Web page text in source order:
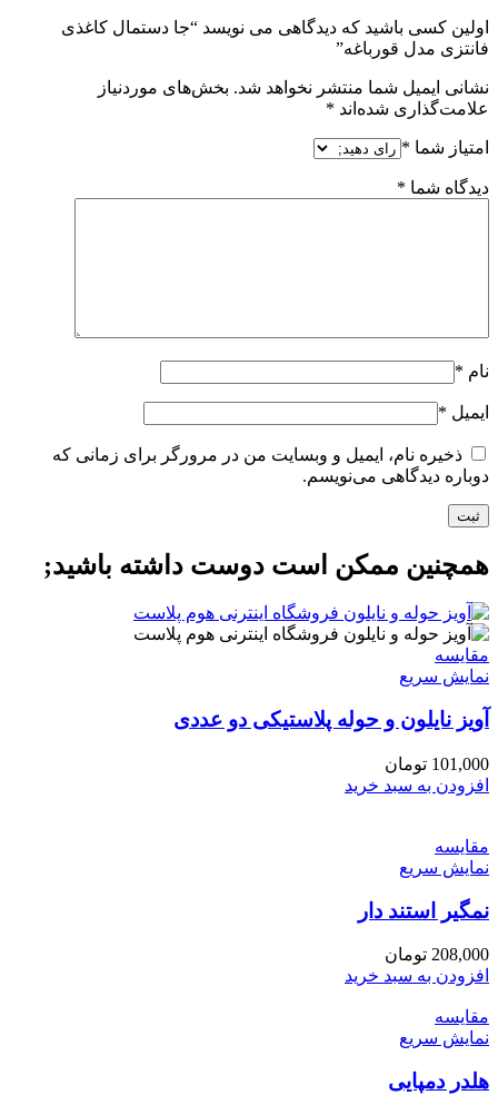
اولین کسی باشید که دیدگاهی می نویسد “جا دستمال کاغذی
فانتزی مدل قورباغه”
نشانی ایمیل شما منتشر نخواهد شد. بخش‌های موردنیاز
علامت‌گذاری شده‌اند *
امتیاز شما *
دیدگاه شما *
نام *
ایمیل *
ذخیره نام، ایمیل و وبسایت من در مرورگر برای زمانی که
دوباره دیدگاهی می‌نویسم.
همچنین ممکن است دوست داشته باشید;
مقايسه
نمایش سریع
آویز نایلون و حوله پلاستیکی دو عددی
101,000 تومان
افزودن به سبد خرید
مقايسه
نمایش سریع
نمگیر استند دار
208,000 تومان
افزودن به سبد خرید
مقايسه
نمایش سریع
هلدر دمپایی